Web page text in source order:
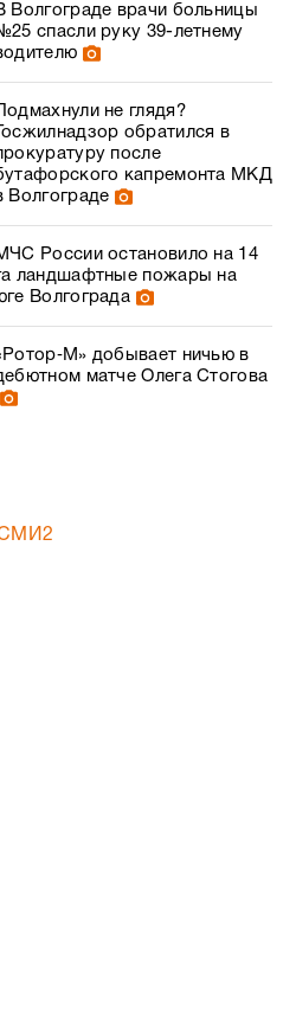
Волгограде врачи больницы
спасли руку 39-летнему
Подмахнули не глядя?
Госжилнадзор обратился в
после
капремонта МКД
Волгограде
России остановило на 14
ландшафтные пожары на
Волгограда
добывает ничью в
матче Олега Стогова
СМИ2